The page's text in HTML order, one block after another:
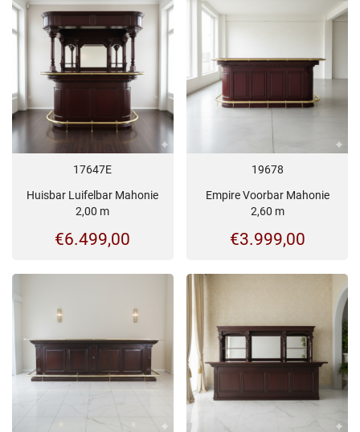
17647E
Huisbar Luifelbar Mahonie
2,00 m
€6.499,00
19678
Empire Voorbar Mahonie
2,60 m
€3.999,00